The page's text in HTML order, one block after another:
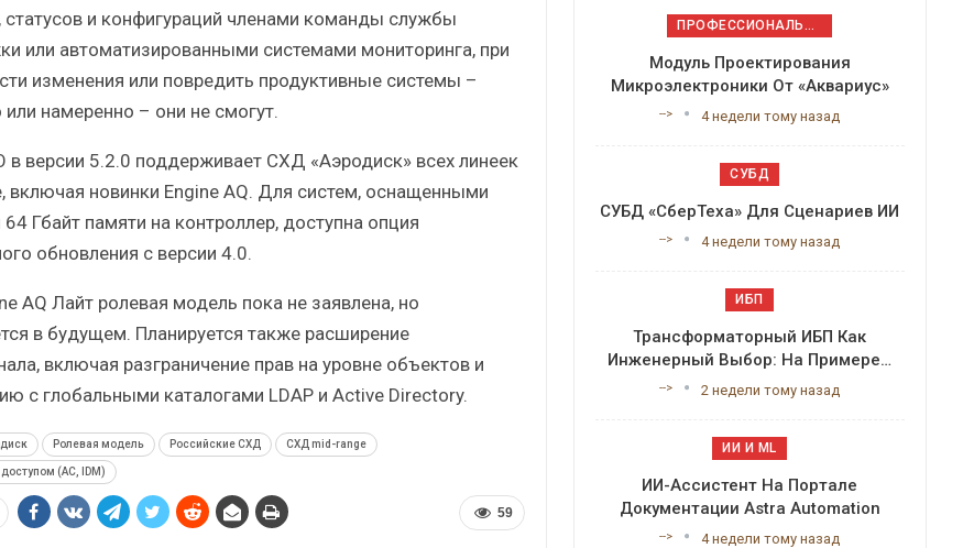
статусов и конфигураций членами команды службы
или автоматизированными системами мониторинга, при
изменения или повредить продуктивные системы –
или намеренно – они не смогут.
в версии 5.2.0 поддерживает СХД «Аэродиск» всех линеек
включая новинки Engine AQ. Для систем, оснащенными
Гбайт памяти на контроллер, доступна опция
обновления с версии 4.0.
AQ Лайт ролевая модель пока не заявлена, но
в будущем. Планируется также расширение
включая разграничение прав на уровне объектов и
с глобальными каталогами LDAP и Active Directory.
Ролевая модель Российские СХД СХД mid-range
(AC, IDM)
59
ПРОФЕССИОНАЛЬНОЕ ПРИКЛАДНОЕ ПО
Модуль Проектирования
Микроэлектроники От «Аквариус»
--> 4 недели тому назад
СУБД
СУБД «СберТеха» Для Сценариев ИИ
--> 4 недели тому назад
ИБП
Трансформаторный ИБП Как
Инженерный Выбор: На Примере…
--> 2 недели тому назад
ИИ И ML
ИИ-Ассистент На Портале
Документации Astra Automation
--> 4 недели тому назад